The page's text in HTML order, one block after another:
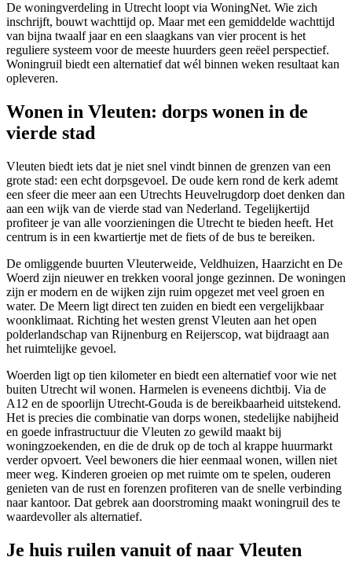
De woningverdeling in Utrecht loopt via WoningNet. Wie zich
inschrijft, bouwt wachttijd op. Maar met een gemiddelde wachttijd
van bijna twaalf jaar en een slaagkans van vier procent is het
reguliere systeem voor de meeste huurders geen reëel perspectief.
Woningruil biedt een alternatief dat wél binnen weken resultaat kan
opleveren.
Wonen in Vleuten: dorps wonen in de
vierde stad
Vleuten biedt iets dat je niet snel vindt binnen de grenzen van een
grote stad: een echt dorpsgevoel. De oude kern rond de kerk ademt
een sfeer die meer aan een Utrechts Heuvelrugdorp doet denken dan
aan een wijk van de vierde stad van Nederland. Tegelijkertijd
profiteer je van alle voorzieningen die Utrecht te bieden heeft. Het
centrum is in een kwartiertje met de fiets of de bus te bereiken.
De omliggende buurten Vleuterweide, Veldhuizen, Haarzicht en De
Woerd zijn nieuwer en trekken vooral jonge gezinnen. De woningen
zijn er modern en de wijken zijn ruim opgezet met veel groen en
water. De Meern ligt direct ten zuiden en biedt een vergelijkbaar
woonklimaat. Richting het westen grenst Vleuten aan het open
polderlandschap van Rijnenburg en Reijerscop, wat bijdraagt aan
het ruimtelijke gevoel.
Woerden ligt op tien kilometer en biedt een alternatief voor wie net
buiten Utrecht wil wonen. Harmelen is eveneens dichtbij. Via de
A12 en de spoorlijn Utrecht-Gouda is de bereikbaarheid uitstekend.
Het is precies die combinatie van dorps wonen, stedelijke nabijheid
en goede infrastructuur die Vleuten zo gewild maakt bij
woningzoekenden, en die de druk op de toch al krappe huurmarkt
verder opvoert. Veel bewoners die hier eenmaal wonen, willen niet
meer weg. Kinderen groeien op met ruimte om te spelen, ouderen
genieten van de rust en forenzen profiteren van de snelle verbinding
naar kantoor. Dat gebrek aan doorstroming maakt woningruil des te
waardevoller als alternatief.
Je huis ruilen vanuit of naar Vleuten